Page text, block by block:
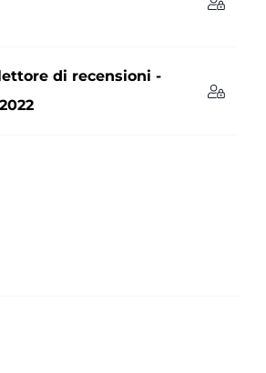
di recensioni -